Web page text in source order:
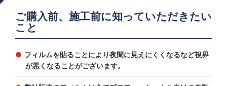
ご購入前、施工前に知っていただきたい
こと
フィルムを貼ることにより夜間に見えにくくなるなど視界
が悪くなることがございます。